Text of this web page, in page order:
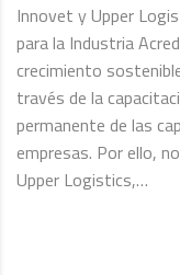
Innovet y Upper
para la Industria
crecimiento
través de la
permanente de las
empresas. Por ello,
Upper Logistics,…